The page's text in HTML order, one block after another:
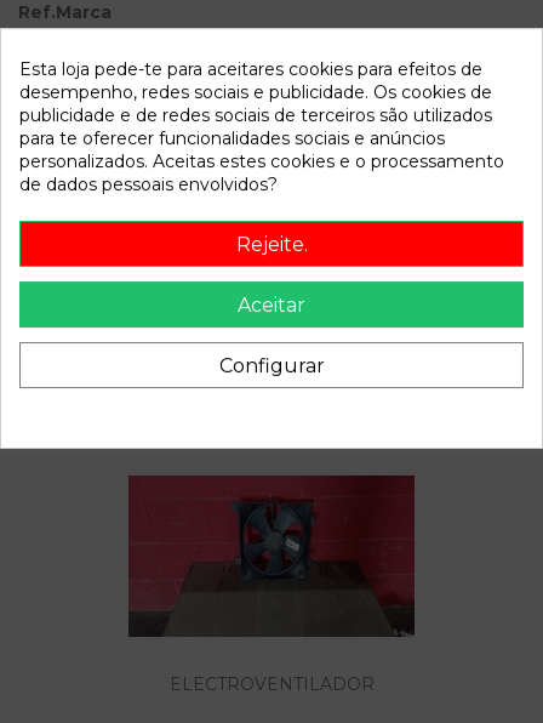
Ref.Marca
Referência 802306
Disponível a partir de: 2022-04-04
Descrição
Recambio de caudalimetro para hyundai accent referencia
OEM IAM 2816422610 9220930001
ELECTROVENTILADOR
Esta loja pede-te para aceitares cookies para efeitos de
desempenho, redes sociais e publicidade. Os cookies de
publicidade e de redes sociais de terceiros são utilizados
para te oferecer funcionalidades sociais e anúncios
personalizados. Aceitas estes cookies e o processamento
de dados pessoais envolvidos?
Rejeite.
Aceitar
Configurar